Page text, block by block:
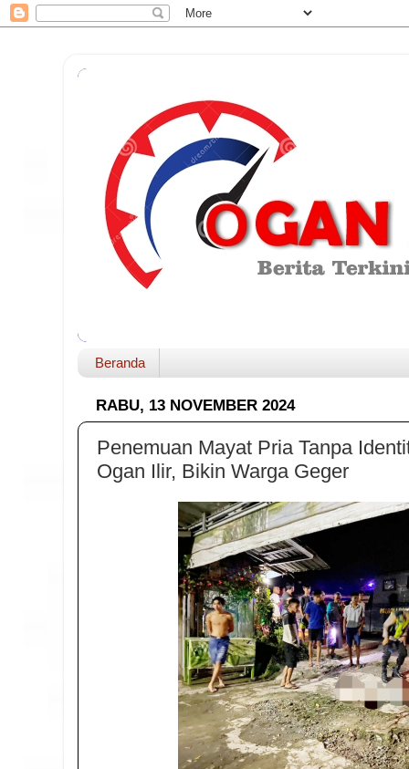
Beranda
RABU, 13 NOVEMBER 2024
Penemuan Mayat Pria Tanpa
Ogan Ilir, Bikin Warga Geger